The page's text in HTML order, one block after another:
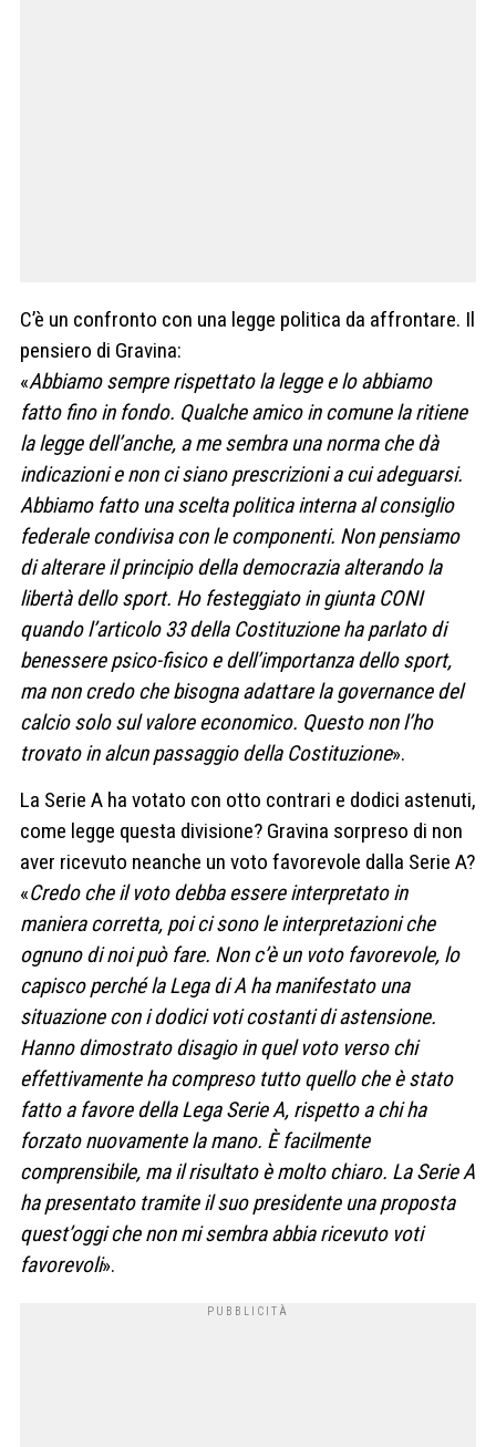
C’è un confronto con una legge politica da affrontare. Il
pensiero di Gravina:
«Abbiamo sempre rispettato la legge e lo abbiamo
fatto fino in fondo. Qualche amico in comune la ritiene
la legge dell’anche, a me sembra una norma che dà
indicazioni e non ci siano prescrizioni a cui adeguarsi.
Abbiamo fatto una scelta politica interna al consiglio
federale condivisa con le componenti. Non pensiamo
di alterare il principio della democrazia alterando la
libertà dello sport. Ho festeggiato in giunta CONI
quando l’articolo 33 della Costituzione ha parlato di
benessere psico-fisico e dell’importanza dello sport,
ma non credo che bisogna adattare la governance del
calcio solo sul valore economico. Questo non l’ho
trovato in alcun passaggio della Costituzione».
La Serie A ha votato con otto contrari e dodici astenuti,
come legge questa divisione? Gravina sorpreso di non
aver ricevuto neanche un voto favorevole dalla Serie A?
«Credo che il voto debba essere interpretato in
maniera corretta, poi ci sono le interpretazioni che
ognuno di noi può fare. Non c’è un voto favorevole, lo
capisco perché la Lega di A ha manifestato una
situazione con i dodici voti costanti di astensione.
Hanno dimostrato disagio in quel voto verso chi
effettivamente ha compreso tutto quello che è stato
fatto a favore della Lega Serie A, rispetto a chi ha
forzato nuovamente la mano. È facilmente
comprensibile, ma il risultato è molto chiaro. La Serie A
ha presentato tramite il suo presidente una proposta
quest’oggi che non mi sembra abbia ricevuto voti
favorevoli».